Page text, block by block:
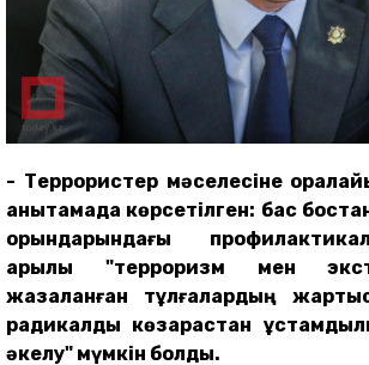
- Террористер мәселесіне
анықтамада көрсетілген: бас
орындарындағы
арқылы "терроризм мен
жазаланған тұлғалардың
радикалды көзқарастан
әкелу" мүмкін болды.